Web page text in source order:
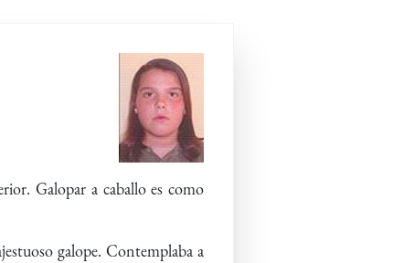
Galopar a caballo es como
galope. Contemplaba a